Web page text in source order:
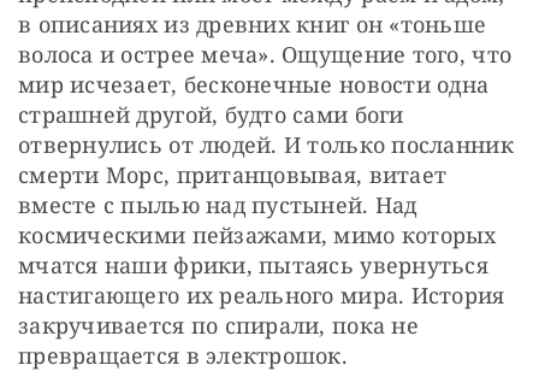
в описаниях из древних книг он «тоньше
волоса и острее меча». Ощущение того, что
мир исчезает, бесконечные новости одна
страшней другой, будто сами боги
отвернулись от людей. И только посланник
смерти Морс, пританцовывая, витает
вместе с пылью над пустыней. Над
космическими пейзажами, мимо которых
мчатся наши фрики, пытаясь увернуться
настигающего их реального мира. История
закручивается по спирали, пока не
превращается в электрошок.